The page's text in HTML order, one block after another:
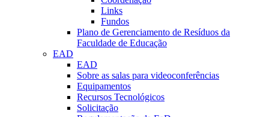
Links
Fundos
Plano de Gerenciamento de Resíduos da
Faculdade de Educação
EAD
EAD
Sobre as salas para videoconferências
Equipamentos
Recursos Tecnológicos
Solicitação